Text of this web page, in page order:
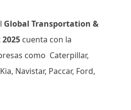
Global Transportation &
cuenta con la
como Caterpillar,
Navistar, Paccar, Ford,